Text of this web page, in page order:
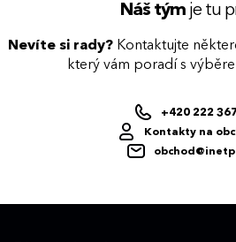
Náš týmje tu
Nevíte si rady? Kontaktujte
který vám poradí s
+420 222
Kontakty na